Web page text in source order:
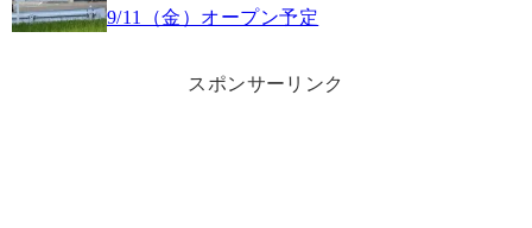
9/11（金）オープン予定
スポンサーリンク